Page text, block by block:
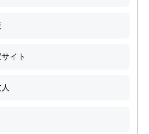
イト